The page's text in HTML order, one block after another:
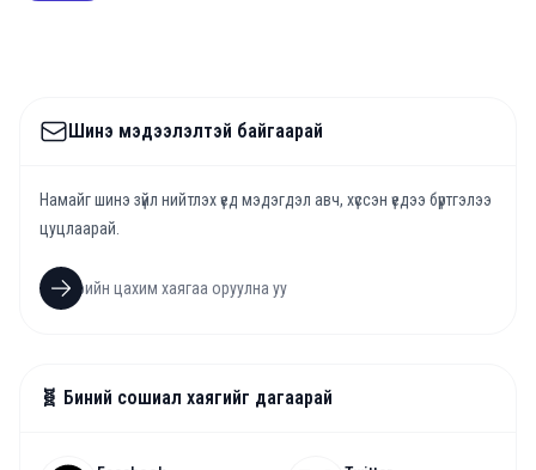
Шинэ мэдээлэлтэй байгаарай
Намайг шинэ зүйл нийтлэх үед мэдэгдэл авч, хүссэн үедээ бүртгэлээ
цуцлаарай.
🧬 Биний сошиал хаягийг дагаарай